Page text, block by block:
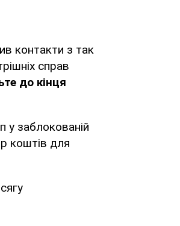
контакти з так
справ
до кінця
у заблокованій
коштів для